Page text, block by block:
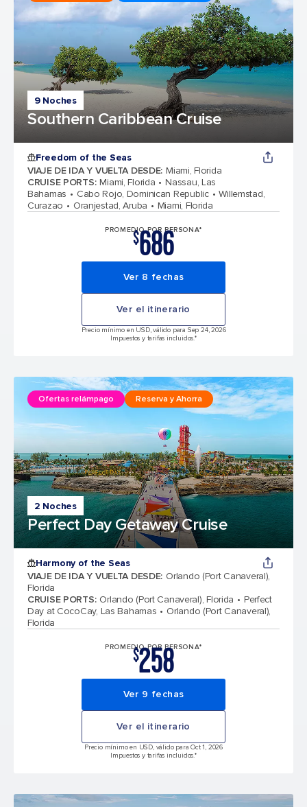
9 Noches
Southern Caribbean Cruise
Freedom of the Seas
VIAJE DE IDA Y VUELTA DESDE: Miami, Florida
CRUISE PORTS: Miami, Florida
Nassau, Las
Bahamas
Cabo Rojo, Dominican Republic
Willemstad,
Curazao
Oranjestad, Aruba Miami, Florida
PROMEDIO POR PERSONA*
$686
Ver 8 fechas
Ver el itinerario
Precio mínimo en USD, válido para Sep 24, 2026
Impuestos y tarifas incluidos.*
2 Noches
Perfect Day Getaway Cruise
Ofertas relámpago Reserva y Ahorra
Harmony of the Seas
VIAJE DE IDA Y VUELTA DESDE: Orlando (Port Canaveral),
Florida
CRUISE PORTS: Orlando (Port Canaveral), Florida
Perfect
Day at CocoCay, Las Bahamas
Orlando (Port Canaveral),
Florida
PROMEDIO POR PERSONA*
$258
Ver 9 fechas
Ver el itinerario
Precio mínimo en USD, válido para Oct 1, 2026
Impuestos y tarifas incluidos.*